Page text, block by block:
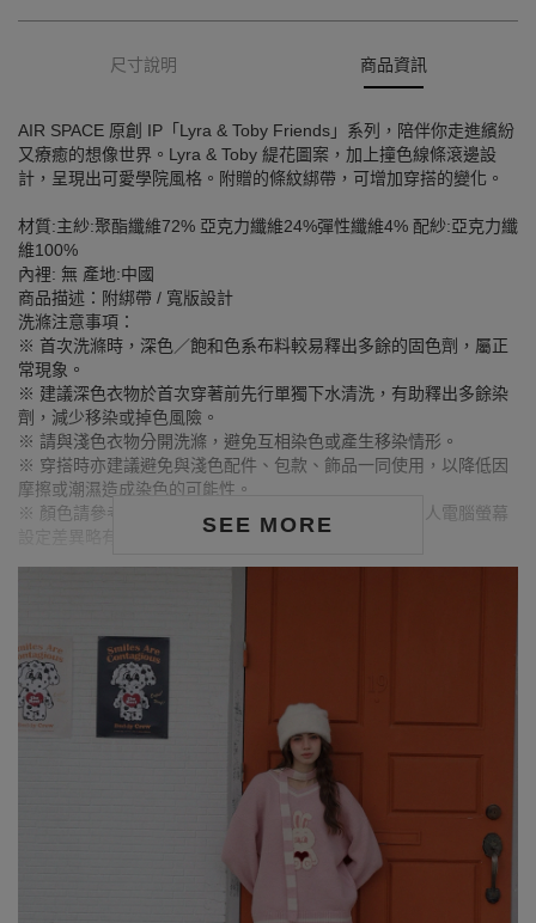
尺寸說明 商品資訊
SEE MORE
AIR SPACE 原創 IP「Lyra & Toby Friends」系列，陪伴你走進繽紛
又療癒的想像世界。Lyra & Toby 緹花圖案，加上撞色線條滾邊設
計，呈現出可愛學院風格。附贈的條紋綁帶，可增加穿搭的變化。
材質:主紗:聚酯纖維72% 亞克力纖維24%彈性纖維4% 配紗:亞克力纖
維100%
內裡: 無 產地:中國
商品描述：附綁帶 / 寬版設計
洗滌注意事項：
※ 首次洗滌時，深色／飽和色系布料較易釋出多餘的固色劑，屬正
常現象。
※ 建議深色衣物於首次穿著前先行單獨下水清洗，有助釋出多餘染
劑，減少移染或掉色風險。
※ 請與淺色衣物分開洗滌，避免互相染色或產生移染情形。
※ 穿搭時亦建議避免與淺色配件、包款、飾品一同使用，以降低因
摩擦或潮濕造成染色的可能性。
※ 顏色請參考單品圖片較為接近，但因圖檔顏色會因個人電腦螢幕
設定差異略有不同，請以實際商品顏色為準。
身高175cm／胸圍Bust：83cm
腰圍Waist：60cm／臀圍hips：90cm
試穿報告：模特兒穿著S號